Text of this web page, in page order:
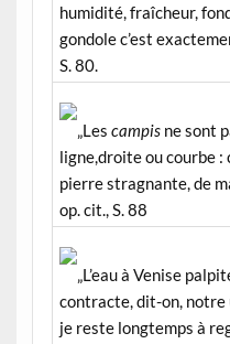
humidité, fraîcheur,
gondole c’est
S. 80.
„Les campisne sont
ligne,droite ou courbe :
pierre stragnante, de
op. cit., S. 88
„L’eau à Venise
contracte, dit-on, notre
je reste longtemps à